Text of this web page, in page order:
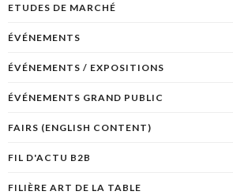
ETUDES DE MARCHÉ
ÉVÉNEMENTS
ÉVÉNEMENTS / EXPOSITIONS
ÉVÉNEMENTS GRAND PUBLIC
FAIRS (ENGLISH CONTENT)
FIL D'ACTU B2B
FILIÈRE ART DE LA TABLE